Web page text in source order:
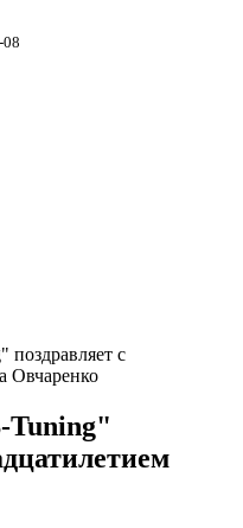
08
поздравляет с
Овчаренко
Tuning"